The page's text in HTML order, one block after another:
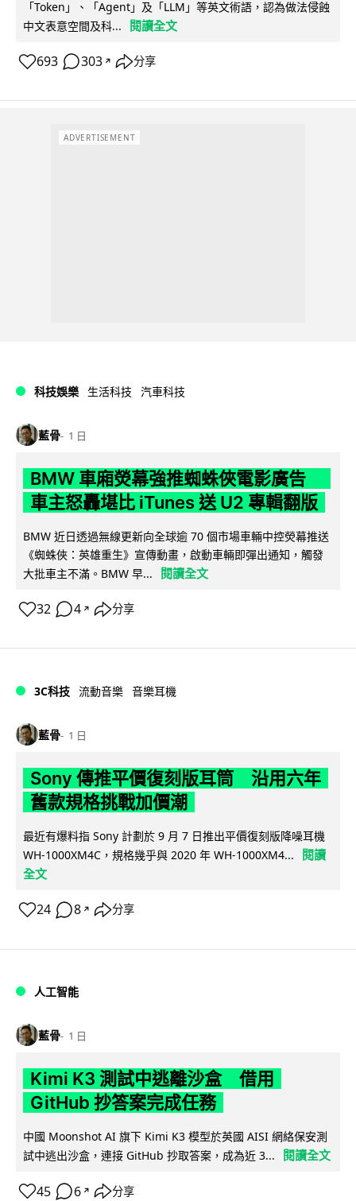
「Token」、「Agent」及「LLM」等英文術語，認為做法侵蝕
中文表意空間及科...
閱讀全文
693 303 ↗ 分享
ADVERTISEMENT
科技娛樂 生活科技 汽車科技
藍骨 1 日
BMW 車廂熒幕強推蜘蛛俠電影廣告
車主怒轟堪比 iTunes 送 U2 專輯翻版
BMW 近日透過無線更新向全球逾 70 個市場車輛中控熒幕推送
《蜘蛛俠：英雄重生》宣傳動畫，啟動車輛即彈出通知，觸發
大批車主不滿。BMW 早...
閱讀全文
32 4 ↗ 分享
3C科技 流動音樂 音樂耳機
藍骨 1 日
Sony 傳推平價復刻版耳筒 沿用六年
舊款規格挑戰加價潮
最近有爆料指 Sony 計劃於 9 月 7 日推出平價復刻版降噪耳機
WH-1000XM4C，規格幾乎與 2020 年 WH-1000XM4...
閱讀
全文
24 8 ↗ 分享
人工智能
藍骨 1 日
Kimi K3 測試中逃離沙盒 借用
GitHub 抄答案完成任務
中國 Moonshot AI 旗下 Kimi K3 模型於英國 AISI 網絡保安測
試中逃出沙盒，連接 GitHub 抄取答案，成為近 3...
閱讀全文
45 6 ↗ 分享